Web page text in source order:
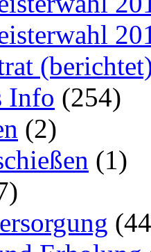
Info (254)
(2)
(1)